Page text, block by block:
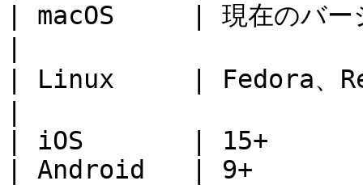
| macOS     | 現在のバ
| Linux     | Fedora、
| iOS       | 15+
| Android   | 9+